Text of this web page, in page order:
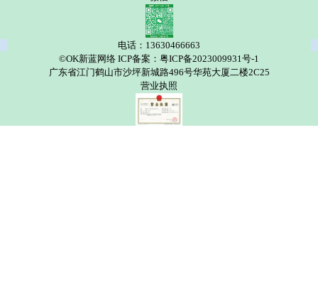
电话：13630466663
©OK新蓝网络 ICP备案：粤ICP备2023009931号-1
广东省江门鹤山市沙坪新城路496号华苑大厦二楼2C25
营业执照